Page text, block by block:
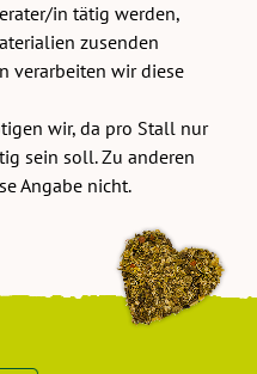
in tätig werden,
zusenden
verarbeiten wir diese
wir, da pro Stall nur
sein soll. Zu anderen
Angabe nicht.